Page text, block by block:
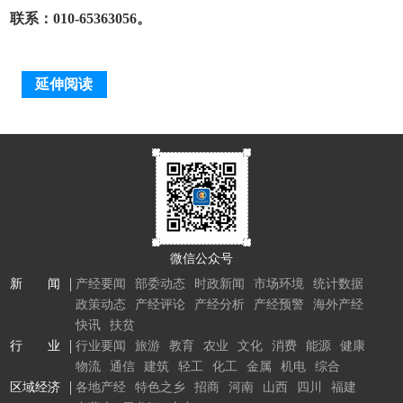
联系：010-65363056。
延伸阅读
微信公众号
新 闻
产经要闻 部委动态 时政新闻 市场环境
统计数据
政策动态
产经评论 产经分析 产经预警
海外产经
快讯
扶贫
行 业
行业要闻 旅游 教育 农业 文化 消费 能源
健康
物流
通信 建筑 轻工 化工 金属 机电
综合
区域经济
各地产经 特色之乡 招商 河南 山西 四川
福建